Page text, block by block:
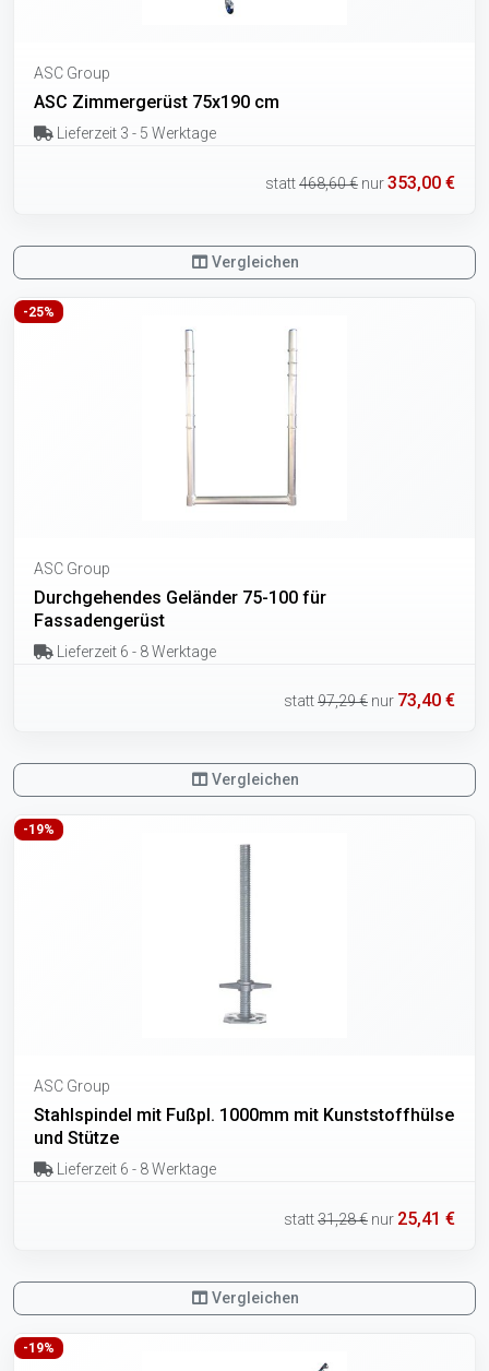
ASC Group
ASC Zimmergerüst 75x190 cm
Lieferzeit 3 - 5 Werktage
statt468,60 € nur353,00 €
Vergleichen
-25%
ASC Group
Durchgehendes Geländer 75-100 für
Fassadengerüst
Lieferzeit 6 - 8 Werktage
statt97,29 € nur 73,40 €
Vergleichen
-19%
ASC Group
Stahlspindel mit Fußpl. 1000mm mit Kunststoffhülse
und Stütze
Lieferzeit 6 - 8 Werktage
statt31,28 € nur 25,41 €
Vergleichen
-19%